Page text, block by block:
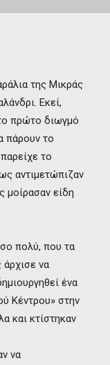
της Μικράς
Εκεί,
πρώτο διωγμό
πάρουν το
το
αντιμετώπιζαν
μοίρασαν είδη
πολύ, που τα
να
ένα
Κέντρου» στην
και κτίστηκαν
να